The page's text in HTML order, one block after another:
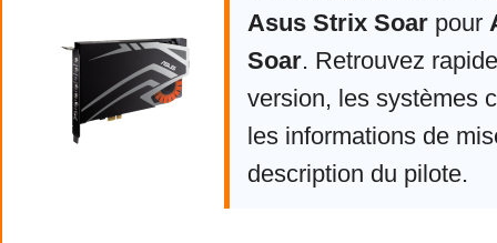
Asus Strix Soar pour
Soar. Retrouvez
version, les systèmes
les informations de
description du pilote.